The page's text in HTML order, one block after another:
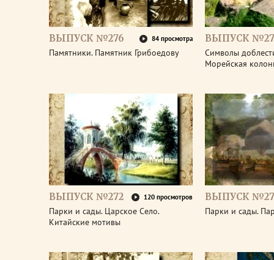
ВЫПУСК №276 84 просмотра
Памятники. Памятник Грибоедову
ВЫПУСК
Символы
Морейская
ВЫПУСК №272 120 просмотров
Парки и сады. Царское Село.
Китайские мотивы
ВЫПУСК
Парки и сады.